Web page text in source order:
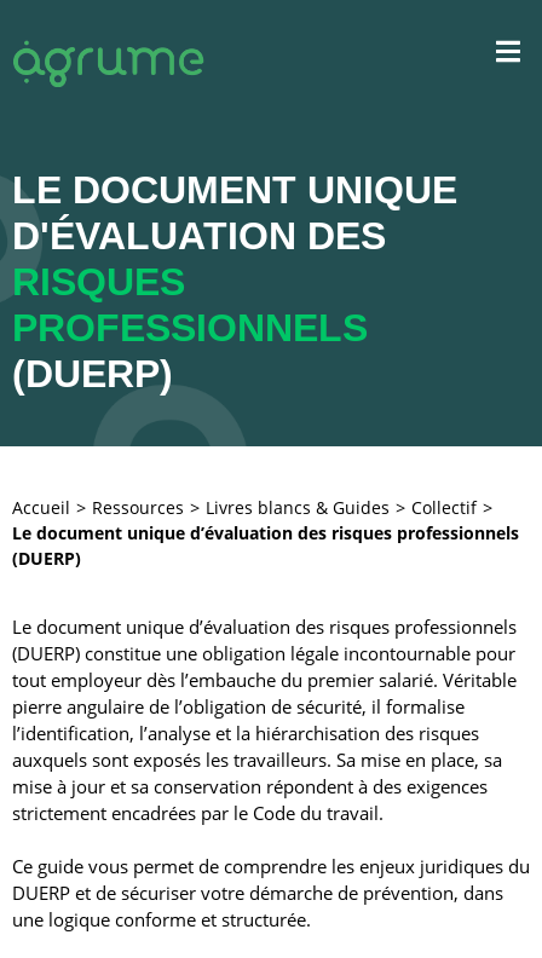
LE DOCUMENT UNIQUE
D'ÉVALUATION DES
RISQUES
PROFESSIONNELS
(DUERP)
Accueil Ressources Livres blancs & Guides
Collectif
Le document unique d’évaluation des risques professionnels
(DUERP)
Le document unique d’évaluation des risques professionnels
(DUERP) constitue une obligation légale incontournable pour
tout employeur dès l’embauche du premier salarié. Véritable
pierre angulaire de l’obligation de sécurité, il formalise
l’identification, l’analyse et la hiérarchisation des risques
auxquels sont exposés les travailleurs. Sa mise en place, sa
mise à jour et sa conservation répondent à des exigences
strictement encadrées par le Code du travail.
Ce guide vous permet de comprendre les enjeux juridiques du
DUERP et de sécuriser votre démarche de prévention, dans
une logique conforme et structurée.